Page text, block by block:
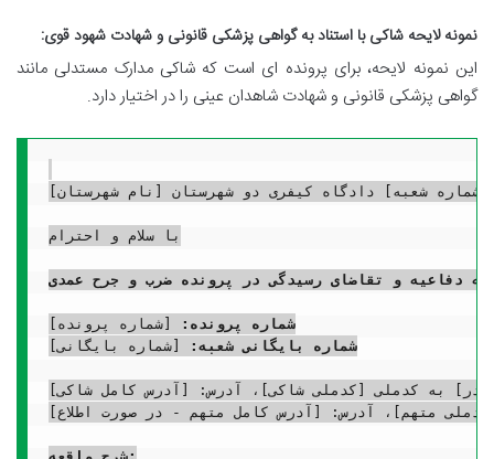
نمونه لایحه شاکی با استناد به گواهی پزشکی قانونی و شهادت شهود قوی:
این نمونه لایحه، برای پرونده ای است که شاکی مدارک مستدلی مانند
گواهی پزشکی قانونی و شهادت شاهدان عینی را در اختیار دارد.
شعبه] دادگاه کیفری دو شهرستان [نام شهرستان]
با سلام و احترام
دفاعیه و تقاضای رسیدگی در پرونده ضرب و جرح عمدی
شماره پرونده: [شماره پرونده]
شماره بایگانی شعبه:
[شماره بایگانی]
متهم]، آدرس: [آدرس کامل متهم - در صورت اطلاع]